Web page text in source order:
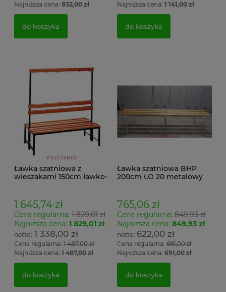
Najniższa cena: 832,00 zł
do koszyka
Najniższa cena: 1 141,00 zł
do koszyka
Ławka szatniowa z
wieszakami 150cm ławko-
1 645,74 zł
Cena regularna: 1 829,01 zł
Najniższa cena: 1 829,01 zł
1 338,00 zł
Cena regularna: 1 487,00 zł
Najniższa cena: 1 487,00 zł
do koszyka
Ławka szatniowa BHP
200cm ŁO 20 metalowy
765,06 zł
Cena regularna:849,93 zł
Najniższa cena: 849,93 zł
622,00 zł
Cena regularna:691,00 zł
Najniższa cena: 691,00 zł
do koszyka